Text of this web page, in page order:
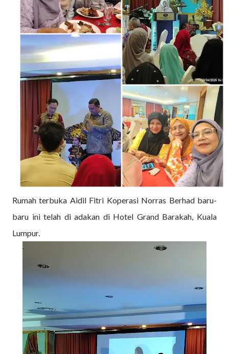
Rumah terbuka Aidil Fitri Koperasi Norras Berhad baru-
baru ini telah di adakan di Hotel Grand Barakah, Kuala
Lumpur.